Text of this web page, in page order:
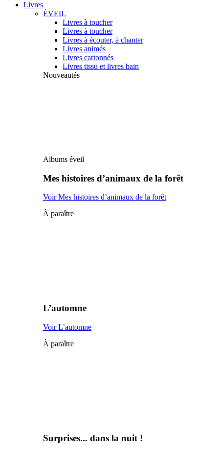
Livres
ÉVEIL
Livres à toucher
Livres à toucher
Livres à écouter, à chanter
Livres animés
Livres cartonnés
Livres tissu et livres bain
Nouveautés
Albums éveil
Mes histoires d’animaux de la forêt
Voir Mes histoires d’animaux de la forêt
À paraître
L’automne
Voir L’automne
À paraître
Surprises... dans la nuit !